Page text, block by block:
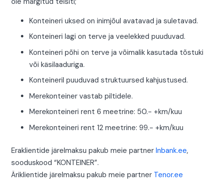
Konteineri uksed on inimjõul avatavad ja suletavad.
Konteineri lagi on terve ja veelekked puuduvad.
Konteineri põhi on terve ja võimalik kasutada tõstuki
või käsilaaduriga.
Konteineril puuduvad struktuursed kahjustused.
Merekonteiner vastab piltidele.
Merekonteineri rent 6 meetrine: 50.- +km/kuu
Merekonteineri rent 12 meetrine: 99.- +km/kuu
Eraklientide järelmaksu pakub meie partner Inbank.ee,
sooduskood “KONTEINER”.
Äriklientide järelmaksu pakub meie partner Tenor.ee